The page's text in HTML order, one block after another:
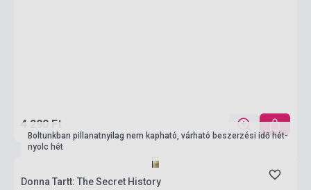
4 290 Ft
Boltunkban pillanatnyilag nem kapható, várható beszerzési idő hét-
nyolc hét
Donna Tartt: The Secret History